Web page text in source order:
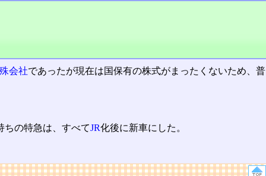
会社であったが現在は国保有の株式がまったくないため、普
ちの特急は、すべてJR化後に新車にした。